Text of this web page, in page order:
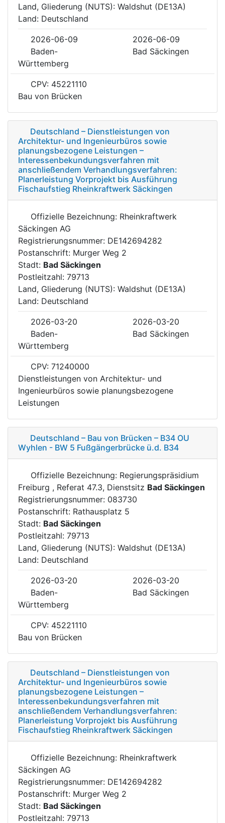
Land, Gliederung (NUTS): Waldshut (DE13A)
Land: Deutschland
2026-06-09
2026-06-09
Baden-
Württemberg
Bad Säckingen
CPV: 45221110
Bau von Brücken
Deutschland – Dienstleistungen von
Architektur- und Ingenieurbüros sowie
planungsbezogene Leistungen –
Interessenbekundungsverfahren mit
anschließendem Verhandlungsverfahren:
Planerleistung Vorprojekt bis Ausführung
Fischaufstieg Rheinkraftwerk Säckingen
Offizielle Bezeichnung: Rheinkraftwerk
Säckingen AG
Registrierungsnummer: DE142694282
Postanschrift: Murger Weg 2
Stadt: Bad Säckingen
Postleitzahl: 79713
Land, Gliederung (NUTS): Waldshut (DE13A)
Land: Deutschland
2026-03-20
2026-03-20
Baden-
Württemberg
Bad Säckingen
CPV: 71240000
Dienstleistungen von Architektur- und
Ingenieurbüros sowie planungsbezogene
Leistungen
Deutschland – Bau von Brücken – B34 OU
Wyhlen - BW 5 Fußgängerbrücke ü.d. B34
Offizielle Bezeichnung: Regierungspräsidium
Freiburg , Referat 47.3, Dienstsitz Bad Säckingen
Registrierungsnummer: 083730
Postanschrift: Rathausplatz 5
Stadt: Bad Säckingen
Postleitzahl: 79713
Land, Gliederung (NUTS): Waldshut (DE13A)
Land: Deutschland
2026-03-20
2026-03-20
Baden-
Württemberg
Bad Säckingen
CPV: 45221110
Bau von Brücken
Deutschland – Dienstleistungen von
Architektur- und Ingenieurbüros sowie
planungsbezogene Leistungen –
Interessenbekundungsverfahren mit
anschließendem Verhandlungsverfahren:
Planerleistung Vorprojekt bis Ausführung
Fischaufstieg Rheinkraftwerk Säckingen
Offizielle Bezeichnung: Rheinkraftwerk
Säckingen AG
Registrierungsnummer: DE142694282
Postanschrift: Murger Weg 2
Stadt: Bad Säckingen
Postleitzahl: 79713